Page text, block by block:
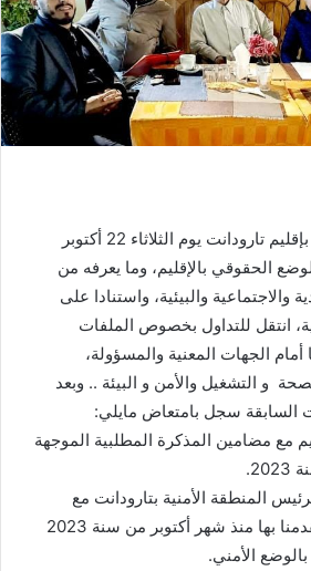
اجتمع الإئتلاف الحقوقي بإقليم تارودانت يوم الثلاثاء 22 أكتوبر
الوضع الحقوقي بالإقليم، وما يعرفه من
والبيئية، واستنادا على
انتقل للتداول بخصوص الملفات
أمام الجهات المعنية والمسؤولة،
و التشغيل والأمن و البيئة .. وبعد
السابقة سجل بامتعاض مايلي:
مع مضامين المذكرة المطلبية الموجهة
المنطقة الأمنية بتارودانت مع
المذكرة المطلبية التي تقدمنا بها منذ شهر أكتوبر من سنة 2023
الأمني.